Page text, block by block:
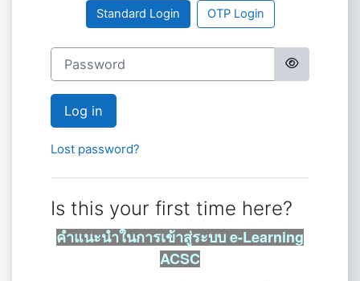
Standard Login OTP Login
Password
Log in
Lost password?
Is this your first time here?
คำแนะนำในการเข้าสู่ระบบ e-Learning
ACSC